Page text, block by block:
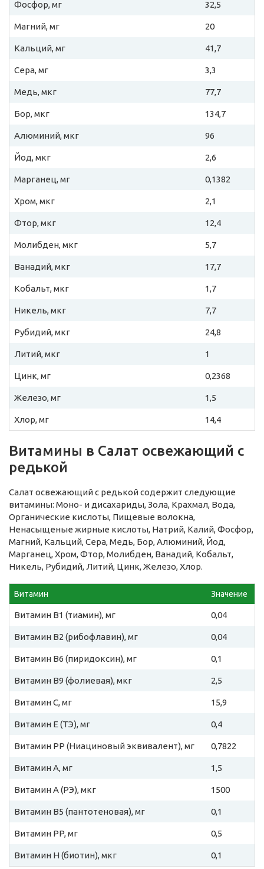
Фосфор, мг 32,5
Магний, мг 20
Кальций, мг 41,7
Сера, мг 3,3
Медь, мкг 77,7
Бор, мкг 134,7
Алюминий, мкг 96
Йод, мкг 2,6
Марганец, мг 0,1382
Хром, мкг 2,1
Фтор, мкг 12,4
Молибден, мкг 5,7
Ванадий, мкг 17,7
Кобальт, мкг 1,7
Никель, мкг 7,7
Рубидий, мкг 24,8
Литий, мкг 1
Цинк, мг 0,2368
Железо, мг 1,5
Хлор, мг 14,4
Витамины в Салат освежающий с
редькой
Салат освежающий с редькой содержит следующие
витамины: Моно- и дисахариды, Зола, Крахмал, Вода,
Органические кислоты, Пищевые волокна,
Ненасыщеные жирные кислоты, Натрий, Калий, Фосфор,
Магний, Кальций, Сера, Медь, Бор, Алюминий, Йод,
Марганец, Хром, Фтор, Молибден, Ванадий, Кобальт,
Никель, Рубидий, Литий, Цинк, Железо, Хлор.
Витамин Значение
Витамин B1 (тиамин), мг 0,04
Витамин B2 (рибофлавин), мг 0,04
Витамин B6 (пиридоксин), мг 0,1
Витамин B9 (фолиевая), мкг 2,5
Витамин C, мг 15,9
Витамин E (ТЭ), мг 0,4
Витамин PP (Ниациновый эквивалент), мг 0,7822
Витамин A, мг 1,5
Витамин A (РЭ), мкг 1500
Витамин B5 (пантотеновая), мг 0,1
Витамин PP, мг 0,5
Витамин H (биотин), мкг 0,1